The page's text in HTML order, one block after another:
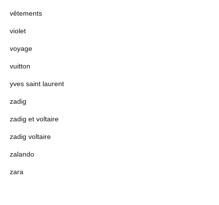
vêtements
violet
voyage
vuitton
yves saint laurent
zadig
zadig et voltaire
zadig voltaire
zalando
zara